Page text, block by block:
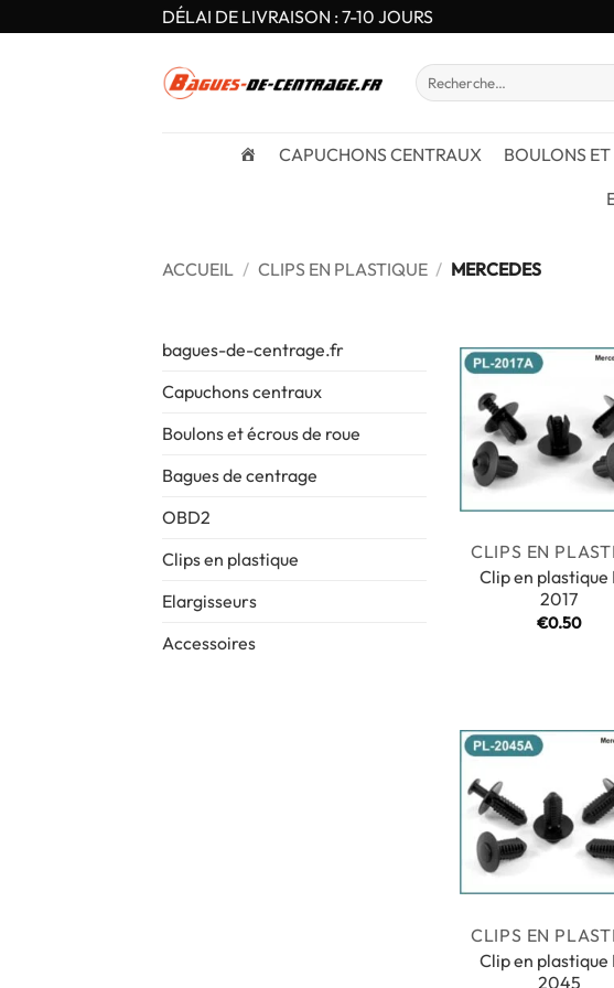
au
DÉLAI DE LIVRAISON : 7-10 JOURS
Recherche
pour :
CAPUCHONS CENTRAUX BOULONS
ACCUEIL / CLIPS EN PLASTIQUE / MERCEDES
bagues-de-centrage.fr
Capuchons centraux
Boulons et écrous de roue
Bagues de centrage
OBD2
Clips en plastique
Elargisseurs
Accessoires
Clip en plastique
2017
€0.50
Clip en plastique
2045